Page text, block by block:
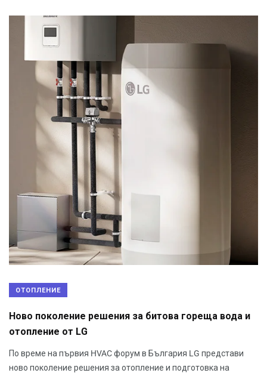
ОТОПЛЕНИЕ
Ново поколение решения за битова гореща вода и
отопление от LG
По време на първия HVAC форум в България LG представи
ново поколение решения за отопление и подготовка на